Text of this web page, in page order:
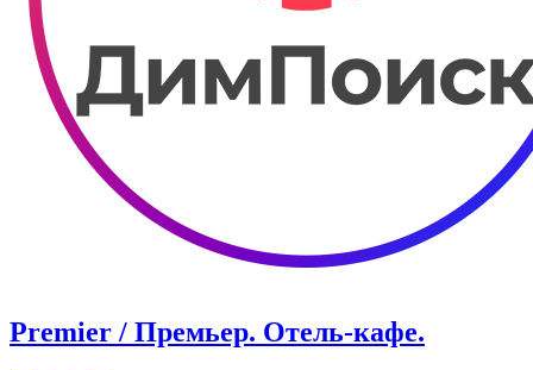
Premier / Премьер. Отель-кафе.